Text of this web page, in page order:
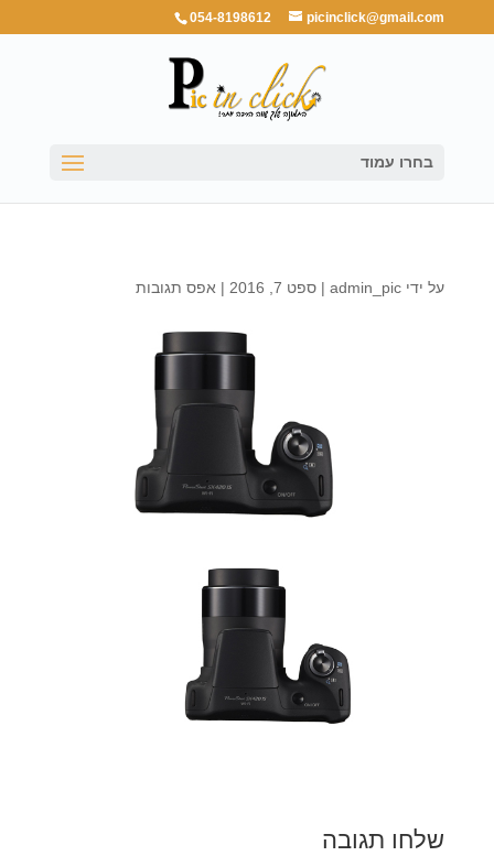
054-8198612 picinclick@gmail.com
בחרו עמוד
על ידי admin_pic
| ספט 7, 2016 | אפס תגובות
שלחו תגובה